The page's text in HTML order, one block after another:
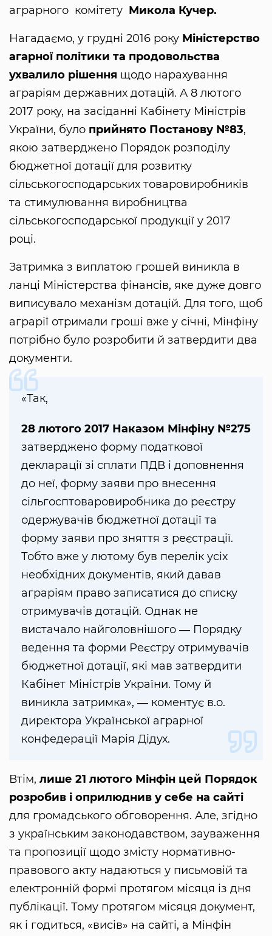
аграрного комітету Микола Кучер.
Нагадаємо, у грудні 2016 року Міністерство
агарної політики та продовольства
ухвалило рішення щодо нарахування
аграріям державних дотацій. А 8 лютого
2017 року, на засіданні Кабінету Міністрів
України, було прийнято Постанову №83,
якою затверджено Порядок розподілу
бюджетної дотації для розвитку
сільськогосподарських товаровиробників
та стимулювання виробництва
сільськогосподарської продукції у 2017
році.
Затримка з виплатою грошей виникла в
ланці Міністерства фінансів, яке дуже довго
виписувало механізм дотацій. Для того, щоб
аграрії отримали гроші вже у січні, Мінфіну
потрібно було розробити й затвердити два
документи.
«Так,
28 лютого 2017 Наказом Мінфіну №275
затверджено форму податкової
декларації зі сплати ПДВ і доповнення
до неї, форму заяви про внесення
сільгосптоваровиробника до реєстру
одержувачів бюджетної дотації та
форму заяви про зняття з реєстрації.
Тобто вже у лютому був перелік усіх
необхідних документів, який давав
аграріям право записатися до списку
отримувачів дотацій. Однак не
вистачало найголовнішого ― Порядку
ведення та форми Реєстру отримувачів
бюджетної дотації, які мав затвердити
Кабінет Міністрів України. Тому й
виникла затримка», ― коментує в.о.
директора Української аграрної
конфедерації Марія Дідух.
Втім, лише 21 лютого Мінфін цей Порядок
розробив і оприлюднив у себе на сайті
для громадського обговорення. Але, згідно
з українським законодавством, зауваження
та пропозиції щодо змісту нормативно-
правового акту надаються у письмовій та
електронній формі протягом місяця із дня
публікації. Тому протягом місяця документ,
як і годиться, «висів» на сайті, а Мінфін